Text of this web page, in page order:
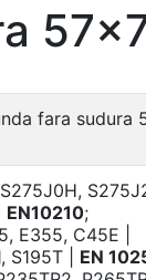
fara sudura
EN10210;
E355, C45E |
S195T | EN